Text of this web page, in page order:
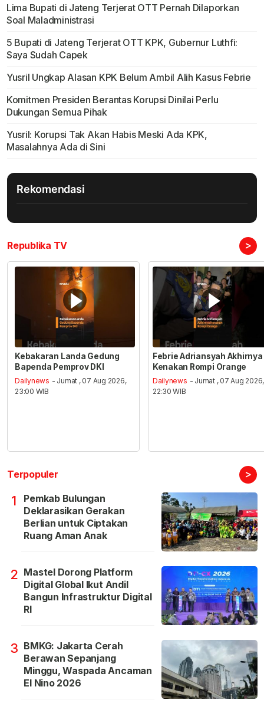
Lima Bupati di Jateng Terjerat OTT Pernah Dilaporkan
Soal Maladministrasi
5 Bupati di Jateng Terjerat OTT KPK, Gubernur Luthfi:
Saya Sudah Capek
Yusril Ungkap Alasan KPK Belum Ambil Alih Kasus Febrie
Komitmen Presiden Berantas Korupsi Dinilai Perlu
Dukungan Semua Pihak
Yusril: Korupsi Tak Akan Habis Meski Ada KPK,
Masalahnya Ada di Sini
Rekomendasi
Republika TV >
Kebakaran Landa Gedung
Bapenda Pemprov DKI
Dailynews - Jumat , 07 Aug 2026,
23:00 WIB
Febrie Adriansyah Akhirnya
Kenakan Rompi Orange
Dailynews - Jumat , 07 Aug 2026,
22:30 WIB
Terpopuler >
1
Pemkab Bulungan
Deklarasikan Gerakan
Berlian untuk Ciptakan
Ruang Aman Anak
2 Mastel Dorong Platform
Digital Global Ikut Andil
Bangun Infrastruktur Digital
RI
3 BMKG: Jakarta Cerah
Berawan Sepanjang
Minggu, Waspada Ancaman
El Nino 2026